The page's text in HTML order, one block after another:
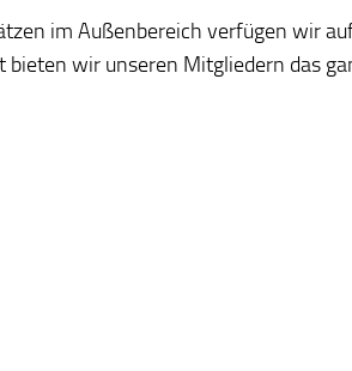
im Außenbereich verfügen wir
wir unseren Mitgliedern das